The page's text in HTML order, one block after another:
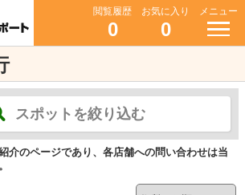
閲覧履歴
0
お気に入り
0
メニュー
スポットを絞り込む
介のページであり、各店舗への問い合わせは当